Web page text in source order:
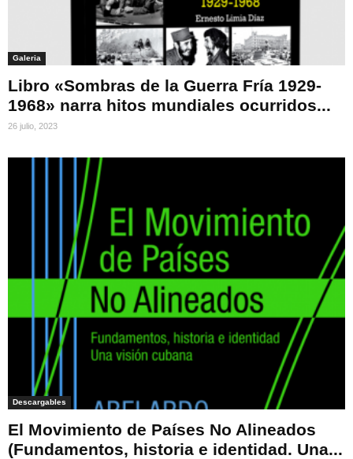
Galeria
Libro «Sombras de la Guerra Fría 1929-
1968» narra hitos mundiales ocurridos...
26 julio, 2023
Descargables
El Movimiento de Países No Alineados
(Fundamentos, historia e identidad. Una...